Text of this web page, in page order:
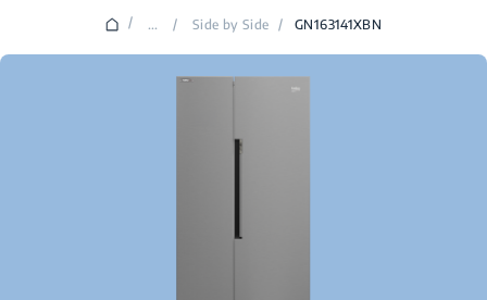
/ ... / Side by Side / GN163141XBN